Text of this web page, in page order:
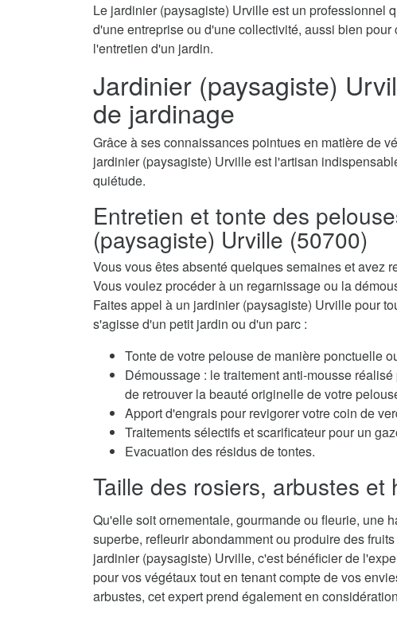
Le jardinier (paysagiste) Urville est un professionnel
d'une entreprise ou d'une collectivité, aussi bien
l'entretien d'un jardin.
Jardinier (paysagiste)
de jardinage
Grâce à ses connaissances pointues en matière de
jardinier (paysagiste) Urville est l'artisan
quiétude.
Entretien et tonte des
(paysagiste) Urville (50700)
Vous vous êtes absenté quelques semaines et avez
Vous voulez procéder à un regarnissage ou la
Faites appel à un jardinier (paysagiste) Urville pour
s'agisse d'un petit jardin ou d'un parc :
Tonte de votre pelouse de manière ponctuelle
Démoussage : le traitement anti-mousse
de retrouver la beauté originelle de votre
Apport d'engrais pour revigorer votre coin de
Traitements sélectifs et scarificateur pour un
Evacuation des résidus de tontes.
Taille des rosiers, arbustes et
Qu'elle soit ornementale, gourmande ou fleurie, une
superbe, refleurir abondamment ou produire des
jardinier (paysagiste) Urville, c'est bénéficier de
pour vos végétaux tout en tenant compte de vos
arbustes, cet expert prend également en